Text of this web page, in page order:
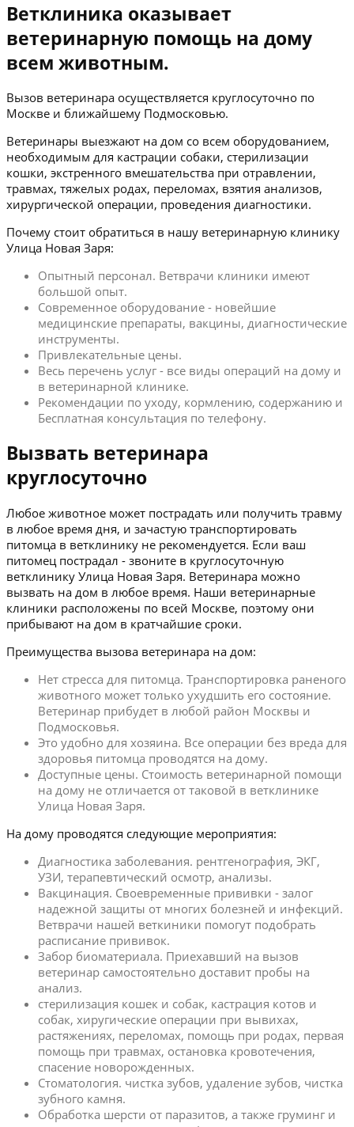
Ветклиника оказывает
ветеринарную помощь на дому
всем животным.
Вызов ветеринара осуществляется круглосуточно по
Москве и ближайшему Подмосковью.
Ветеринары выезжают на дом со всем оборудованием,
необходимым для кастрации собаки, стерилизации
кошки, экстренного вмешательства при отравлении,
травмах, тяжелых родах, переломах, взятия анализов,
хирургической операции, проведения диагностики.
Почему стоит обратиться в нашу ветеринарную клинику
Улица Новая Заря:
Опытный персонал. Ветврачи клиники имеют
большой опыт.
Современное оборудование - новейшие
медицинские препараты, вакцины, диагностические
инструменты.
Привлекательные цены.
Весь перечень услуг - все виды операций на дому и
в ветеринарной клинике.
Рекомендации по уходу, кормлению, содержанию и
Бесплатная консультация по телефону.
Вызвать ветеринара
круглосуточно
Любое животное может пострадать или получить травму
в любое время дня, и зачастую транспортировать
питомца в ветклинику не рекомендуется. Если ваш
питомец пострадал - звоните в круглосуточную
ветклинику Улица Новая Заря. Ветеринара можно
вызвать на дом в любое время. Наши ветеринарные
клиники расположены по всей Москве, поэтому они
прибывают на дом в кратчайшие сроки.
Преимущества вызова ветеринара на дом:
Нет стресса для питомца. Транспортировка раненого
животного может только ухудшить его состояние.
Ветеринар прибудет в любой район Москвы и
Подмосковья.
Это удобно для хозяина. Все операции без вреда для
здоровья питомца проводятся на дому.
Доступные цены. Стоимость ветеринарной помощи
на дому не отличается от таковой в ветклинике
Улица Новая Заря.
На дому проводятся следующие мероприятия:
Диагностика заболевания. рентгенография, ЭКГ,
УЗИ, терапевтический осмотр, анализы.
Вакцинация. Своевременные прививки - залог
надежной защиты от многих болезней и инфекций.
Ветврачи нашей веткиники помогут подобрать
расписание прививок.
Забор биоматериала. Приехавший на вызов
ветеринар самостоятельно доставит пробы на
анализ.
стерилизация кошек и собак, кастрация котов и
собак, хиругические операции при вывихах,
растяжениях, переломах, помощь при родах, первая
помощь при травмах, остановка кровотечения,
спасение новорожденных.
Стоматология. чистка зубов, удаление зубов, чистка
зубного камня.
Обработка шерсти от паразитов, а также груминг и